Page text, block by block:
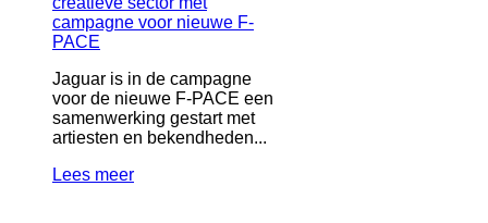
Jaguar is in de campagne
voor de nieuwe F-PACE een
samenwerking gestart met
artiesten en bekendheden...
Lees meer